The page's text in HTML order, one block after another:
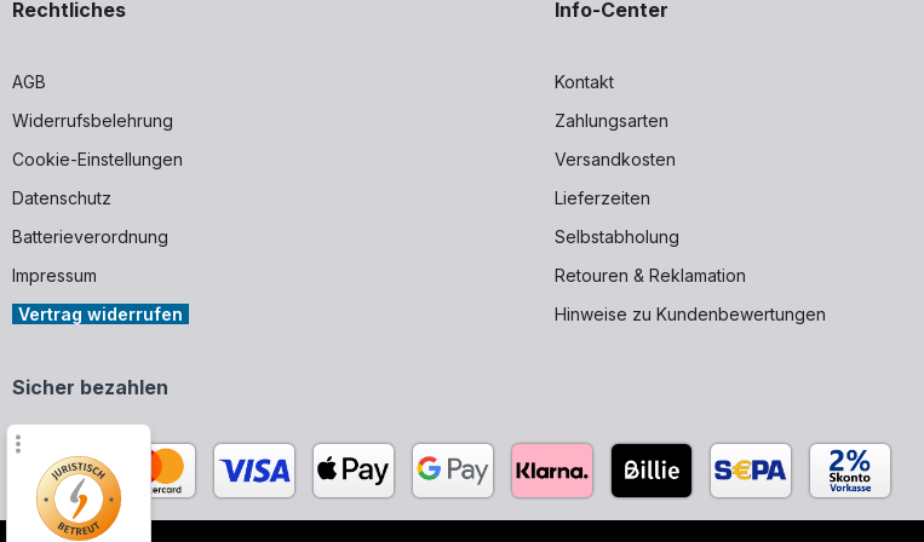
Rechtliches
AGB
Widerrufsbelehrung
Cookie-Einstellungen
Datenschutz
Batterieverordnung
Impressum
Vertrag widerrufen
Info-Center
Kontakt
Zahlungsarten
Versandkosten
Lieferzeiten
Selbstabholung
Retouren & Reklamation
Hinweise zu Kundenbewertungen
Sicher bezahlen